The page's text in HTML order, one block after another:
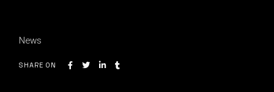
News
SHARE ON